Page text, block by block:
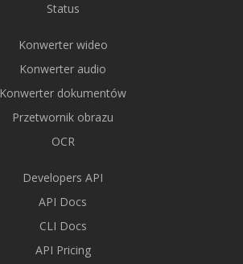
Status
Konwerter wideo
Konwerter audio
Konwerter dokumentów
Przetwornik obrazu
OCR
Developers API
API Docs
CLI Docs
API Pricing